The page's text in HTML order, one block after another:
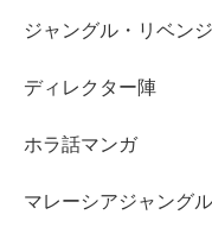
ジャングル・リベンジ
ディレクター陣
ホラ話マンガ
マレーシアジャング